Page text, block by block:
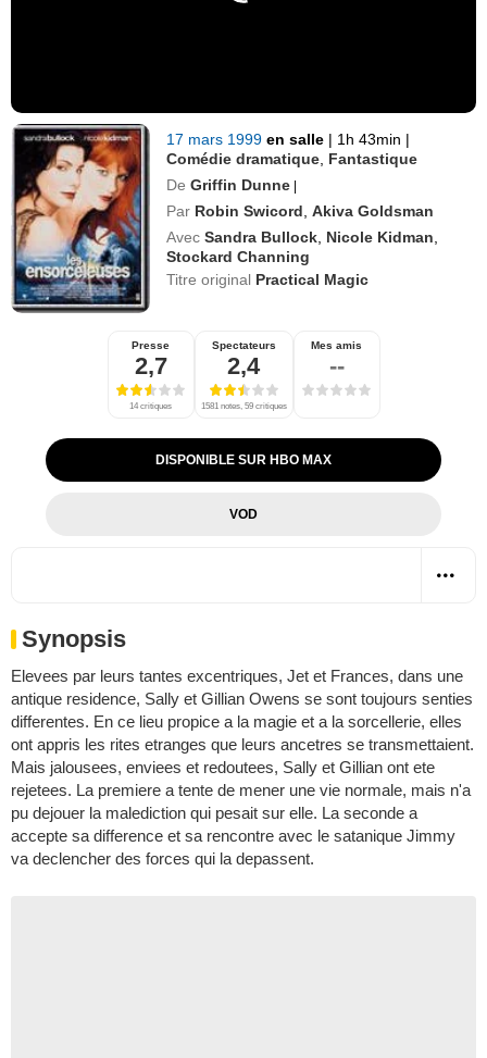
17 mars 1999en salle | 1h 43min |
Comédie dramatique Fantastique
De Griffin Dunne |
Par Robin Swicord ,Akiva Goldsman
Avec Sandra Bullock Nicole Kidman
Stockard Channing
Titre original Practical Magic
Presse
2,7
14 critiques
Spectateurs
2,4
1581 notes, 59 critiques
Mes amis
--
DISPONIBLE SUR HBO MAX
VOD
Synopsis
Elevees par leurs tantes excentriques, Jet et Frances, dans une
antique residence, Sally et Gillian Owens se sont toujours senties
differentes. En ce lieu propice a la magie et a la sorcellerie, elles
ont appris les rites etranges que leurs ancetres se transmettaient.
Mais jalousees, enviees et redoutees, Sally et Gillian ont ete
rejetees. La premiere a tente de mener une vie normale, mais n'a
pu dejouer la malediction qui pesait sur elle. La seconde a
accepte sa difference et sa rencontre avec le satanique Jimmy
va declencher des forces qui la depassent.